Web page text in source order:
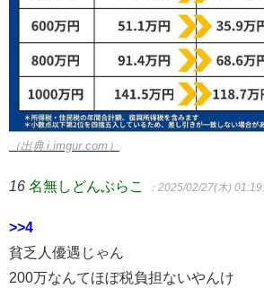
（出典 i.imgur.com）
16 名無しどんぶらこ ：2025/02/27(木)
>>4
貧乏人優遇じゃん
200万なんてほぼ税負担ないやんけ